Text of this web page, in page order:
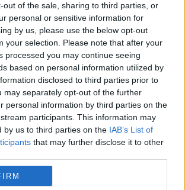
out of the sale, sharing to third parties, or
personal or sensitive information for
by us, please use the below opt-out
your selection. Please note that after your
processed you may continue seeing
based on personal information utilized by
disclosed to third parties prior to
may separately opt-out of the further
personal information by third parties on the
participants. This information may
by us to third parties on the IAB’s List of
that may further disclose it to other
SOCIAL
la Buzău. Ministerul Apărării
în care un parașutist